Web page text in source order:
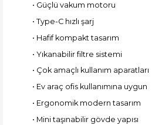
• Güçlü vakum motoru
• Type-C hızlı şarj
• Hafif kompakt tasarım
• Yıkanabilir filtre sistemi
• Çok amaçlı kullanım aparatları
• Ev araç ofis kullanımına uygun
• Ergonomik modern tasarım
• Mini taşınabilir gövde yapısı